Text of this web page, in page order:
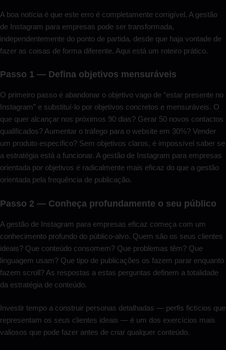
A boa notícia é que este erro é completamente corrigível. A gestão
de Instagram para empresas pode ser transformada,
independentemente do ponto de partida, desde que haja vontade de
fazer as coisas de forma diferente. Aqui está um roteiro prático.
Passo 1 — Defina objetivos mensuráveis
O primeiro passo é abandonar o objetivo vago de “estar presente no
Instagram” e substituí-lo por objetivos concretos e mensuráveis. O
que quer alcançar nos próximos 90 dias? Gerar 50 novos contactos
qualificados? Aumentar o tráfego para o website em 30%? Vender
um produto específico? Sem objetivos claros, é impossível saber se
a estratégia está a funcionar. A gestão de Instagram para empresas
orientada por objetivos é radicalmente mais eficaz do que a gestão
orientada pela frequência de publicação.
Passo 2 — Conheça profundamente o seu público
A gestão de Instagram para empresas eficaz começa com um
conhecimento profundo do público-alvo. Quem são os seus clientes
ideais? Que conteúdo consomem? Que problemas têm? Que
linguagem usam? Que tipo de publicações os fazem parar enquanto
fazem scroll? As respostas a estas perguntas definem a totalidade
da estratégia de conteúdo.
Investir tempo a construir personas detalhadas — perfis fictícios que
representam os seus clientes ideais — é um dos exercícios mais
valiosos que pode fazer antes de criar qualquer conteúdo.